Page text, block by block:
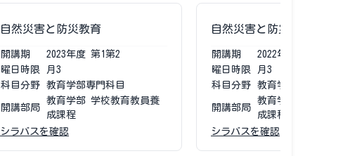
自然災害と防災教育
開講期 2023年度 第1第2
曜日時限
月3
科目分野
教育学部専門科目
開講部局
教育学部 学校教育教員養
成課程
シラバスを確認
自然災害と防災教育
開講期 2022年度
曜日時限
月3
科目分野
教育学部専門科目
開講部局
教育学部 学校教育
成課程
シラバスを確認